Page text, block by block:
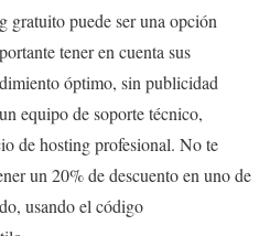
gratuito puede ser una opción
tener en cuenta sus
óptimo, sin publicidad
equipo de soporte técnico,
de hosting profesional. No te
un 20% de descuento en uno de
usando el código